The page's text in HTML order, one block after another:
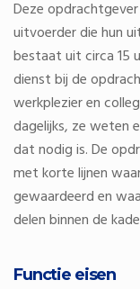
Deze
uitvoerder die hun
bestaat uit circa 15
dienst bij de
werkplezier en
dagelijks, ze weten
dat nodig is. De
met korte lijnen
gewaardeerd en
delen binnen de
Functie eisen